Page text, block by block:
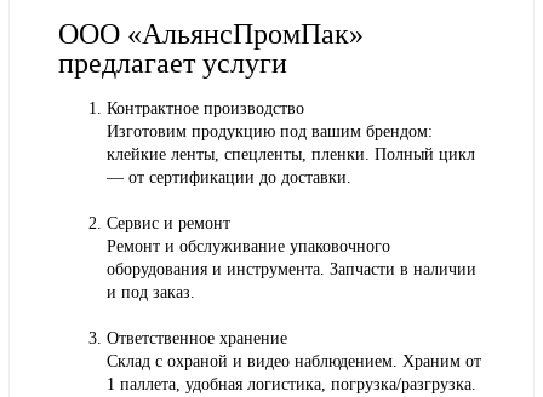
ООО «АльянсПромПак»
предлагает услуги
Контрактное производство
Изготовим продукцию под вашим брендом:
клейкие ленты, спецленты, пленки. Полный цикл
— от сертификации до доставки.
Сервис и ремонт
Ремонт и обслуживание упаковочного
оборудования и инструмента. Запчасти в наличии
и под заказ.
Ответственное хранение
Склад с охраной и видео наблюдением. Храним от
1 паллета, удобная логистика, погрузка/разгрузка.